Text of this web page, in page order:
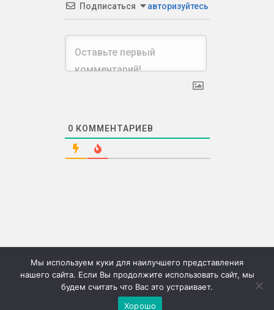
Подписаться авторизуйтесь
0 КОММЕНТАРИЕВ
©2026г. "Сию" Сервис коммерческих публикаций
Мы используем куки для наилучшего представления
нашего сайта. Если Вы продолжите использовать сайт, мы
будем считать что Вас это устраивает.
Хорошо